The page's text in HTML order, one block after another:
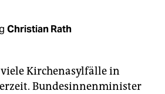
Christian Rath
viele Kirchenasylfälle in
Bundesinnenminister